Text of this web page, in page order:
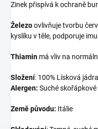
Zinek přispívá k ochraně
Železoovlivňuje tvorbu
kyslíku v těle, podporuje
Thiamin má vliv na
Složení: 100% Lísková
Alergen: Suché
Země původu: Itálie